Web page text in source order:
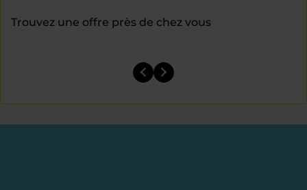
Trouvez une offre près de chez vous